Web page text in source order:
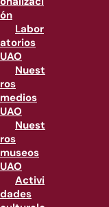
ón
Labor
atorios
UAO
Nuest
ros
medios
UAO
Nuest
ros
museos
UAO
Activi
dades